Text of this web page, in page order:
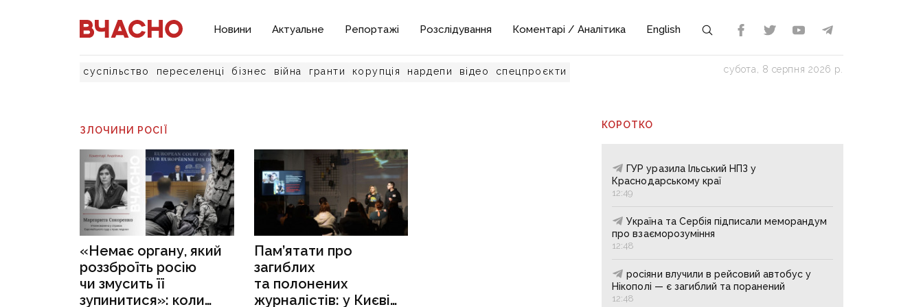
Новини Актуальне Репортажі Розслідування Коментарі / Аналітика English
суспільство переселенці бізнес війна гранти корупція нардепи відео спецпроєкти субота, 8 серпня 2026 р.
ЗЛОЧИНИ РОСІЇ
«Немає органу, який
роззброїть росію
чи змусить її
зупинитися»: коли
Пам’ятати про
загиблих
та полонених
журналістів: у Києві
КОРОТКО
ГУР уразила Ільський НПЗ у
Краснодарському краї
12:49
Україна та Сербія підписали меморандум
про взаєморозуміння
12:48
росіяни влучили в рейсовий автобус у
Нікополі — є загиблий та поранений
12:48